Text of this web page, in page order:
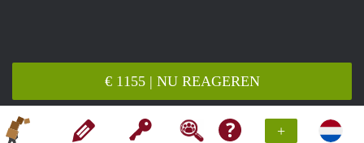
+
€ 1155 | NU REAGEREN